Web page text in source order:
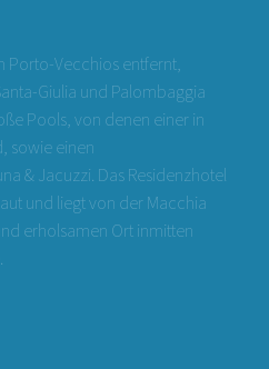
und buchen
Porto-Vecchios entfernt,
Giulia und Palombaggia
Pools, von denen einer in
sowie einen
& Jacuzzi. Das Residenzhotel
und liegt von der Macchia
erholsamen Ort inmitten